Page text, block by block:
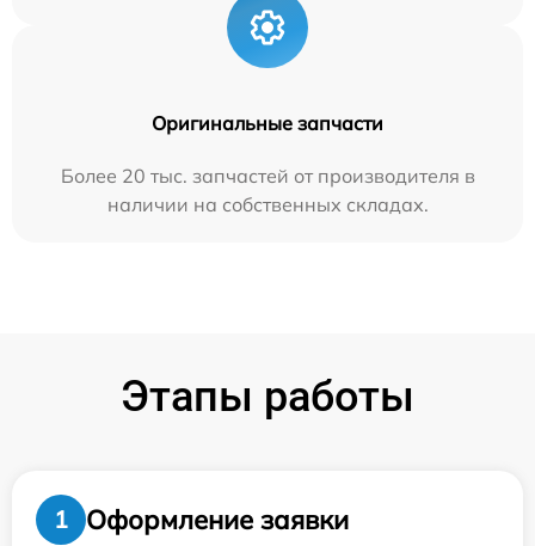
Оригинальные запчасти
Более 20 тыс. запчастей от производителя в
наличии на собственных складах.
Этапы работы
1 Оформление заявки